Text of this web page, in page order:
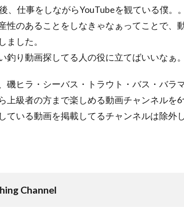
、仕事をしながらYouTubeを観ている僕。。
性のあることをしなきゃなぁってことで、
ました。
釣り動画探してる人の役に立てばいいなぁ。
磯ヒラ・シーバス・トラウト・バス・バ
上級者の方まで楽しめる動画チャンネルを6
ている動画を掲載してるチャンネルは除外
Channel